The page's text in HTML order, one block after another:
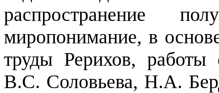
распространение
миропонимание, в
труды Рерихов, работы
В.С. Соловьева, Н.А.